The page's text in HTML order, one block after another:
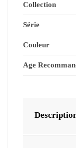
Collection
Série
Couleur
Age